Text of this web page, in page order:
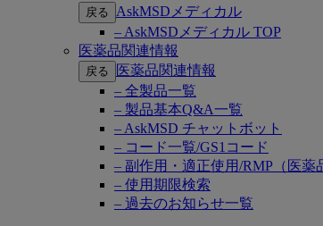
戻る
AskMSDメディカル
– AskMSDメディカル TOP
医薬品関連情報
戻る
医薬品関連情報
– 全製品一覧
– 製品基本Q&A一覧
– AskMSD チャットボット
– コード一覧/GS1コード
– 副作用・適正使用/RMP（医薬
– 使用期限検索
– 過去のお知らせ一覧